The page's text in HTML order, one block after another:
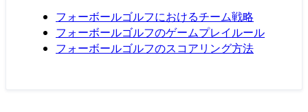
フォーボールゴルフにおけるチーム戦略
フォーボールゴルフのゲームプレイルール
フォーボールゴルフのスコアリング方法